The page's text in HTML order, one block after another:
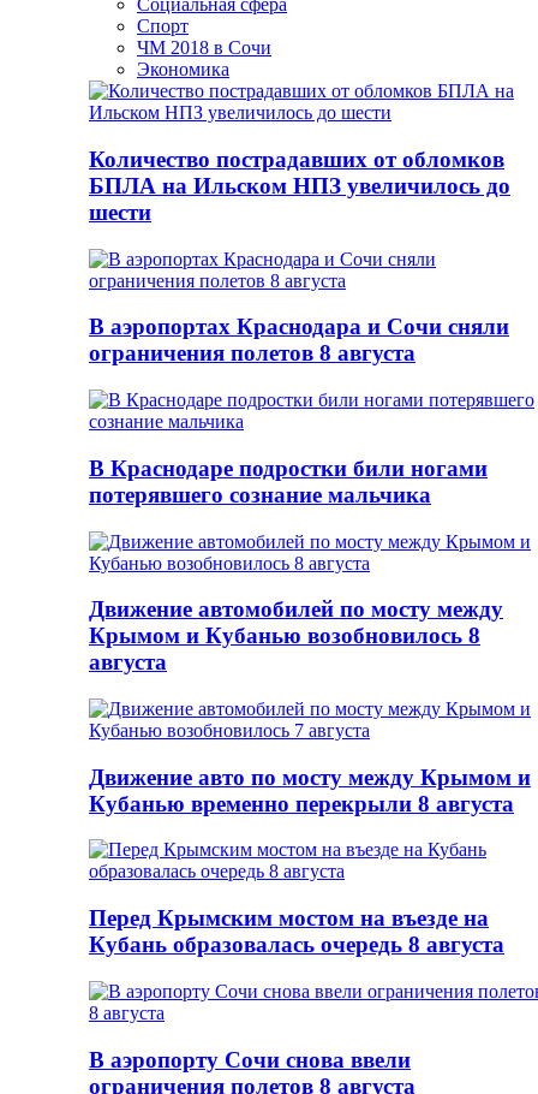
Социальная сфера
Спорт
ЧМ 2018 в Сочи
Экономика
Количество пострадавших от обломков
БПЛА на Ильском НПЗ увеличилось до
шести
В аэропортах Краснодара и Сочи сняли
ограничения полетов 8 августа
В Краснодаре подростки били ногами
потерявшего сознание мальчика
Движение автомобилей по мосту между
Крымом и Кубанью возобновилось 8
августа
Движение авто по мосту между Крымом и
Кубанью временно перекрыли 8 августа
Перед Крымским мостом на въезде на
Кубань образовалась очередь 8 августа
В аэропорту Сочи снова ввели
ограничения полетов 8 августа